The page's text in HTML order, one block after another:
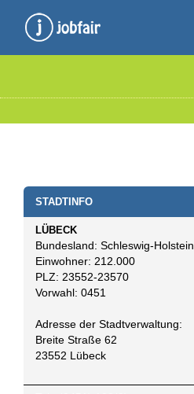
STADTINFO
LÜBECK
Bundesland: Schleswig-Holstein
Einwohner: 212.000
PLZ: 23552-23570
Vorwahl: 0451
Adresse der Stadtverwaltung:
Breite Straße 62
23552 Lübeck